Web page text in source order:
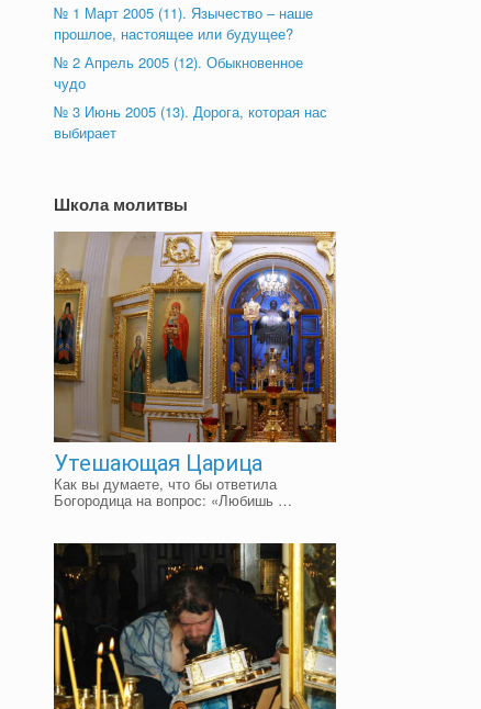
№ 1 Март 2005 (11). Язычество – наше
прошлое, настоящее или будущее?
№ 2 Апрель 2005 (12). Обыкновенное
чудо
№ 3 Июнь 2005 (13). Дорога, которая нас
выбирает
Школа молитвы
Утешающая Царица
Как вы думаете, что бы ответила
Богородица на вопрос: «Любишь …